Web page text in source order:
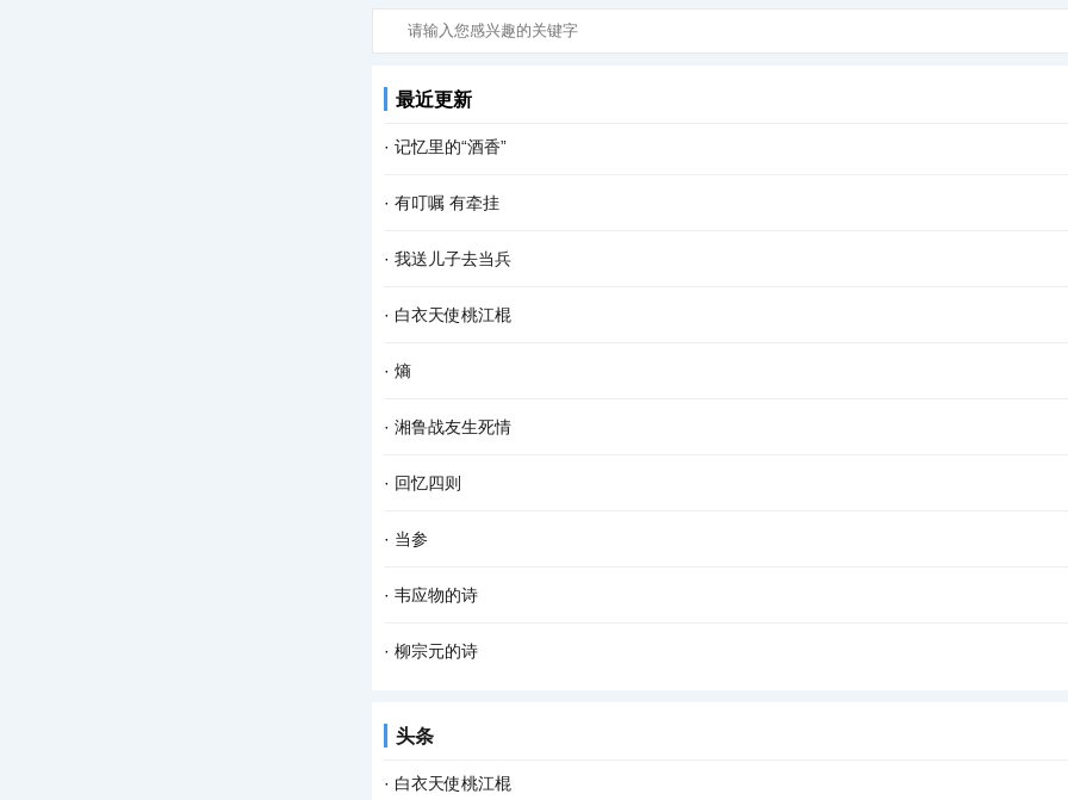
最近更新
· 记忆里的“酒香”
课堂上，我正在给孩子们辅导关于童年趣事的作文，话匣子刚刚打开，便引来教室里一片的
们七嘴八舌地分享着发生在自己身上的一件件顽皮事，说得是那样神采飞...
· 有叮嘱 有牵挂
走在 人生 的路上，“有过执著，才能放下执著；有过牵挂，才能了无牵挂”。好个“了无牵挂”
种精神升华。牵挂无需过多语言表达，装在心里就行，因为心在...
· 我送儿子去当兵
青春时光的我，对军营充满向往。但因种种原因，我没能走进军营，成为一名女兵。 时光如
了。有一天，他对我说，他想当兵。这话让年已不惑的我感慨万千。我想，...
· 白衣天使桃江棍
一个春意盎然的日子，刚落成的人民医院外科大楼分来一名年轻漂亮的女护士。人事科的同志
铜鼓县一个普通的农民家庭，姓桃，今年21岁，是通过网上报名考入本...
· 熵
从前我很喜欢星光，星光下点点滴滴充满着希望，我从小立志要成为天文学家。可惜我一直成
还可以大大声声地宣称我要做天文学家，但到了中学时代因为怕说出来...
· 湘鲁战友生死情
我叫周红旗，是湖南省桃源县漳江街道（深水港）卫生院一名退休的普通医生，也是一名退役
雨已在我的脸上添上了深深的皱纹，平凡的工作日复一日已使我两鬓斑...
· 回忆四则
回忆四则之一 ——做溪水 “做溪水”，就是发洪水，福州人叫“做溪水”，这是天灾，是无法避免
下游的冲积、洪积平原上，由于地形、地貌关系，几乎每年都发生...
· 当参
民国时候，滨海小镇有一家当铺。开当铺一定很有钱，那当然了，没钱怎么能开当铺呀。小时
当铺，在老人眼里，当铺最有钱了。有人说为富不仁，这家当铺绝对不...
· 韦应物的诗
1、《西塞山》 势从千里奔，直入江中断。 岚横秋塞雄，地束惊流满。 2、《答李浣三首》
· 柳宗元的诗
头条
· 白衣天使桃江棍